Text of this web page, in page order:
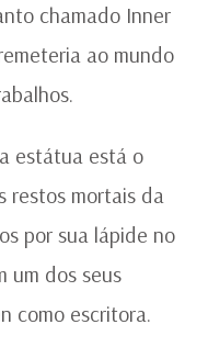
chamado Inner
ao mundo
estátua está o
restos mortais da
por sua lápide no
um dos seus
como escritora.